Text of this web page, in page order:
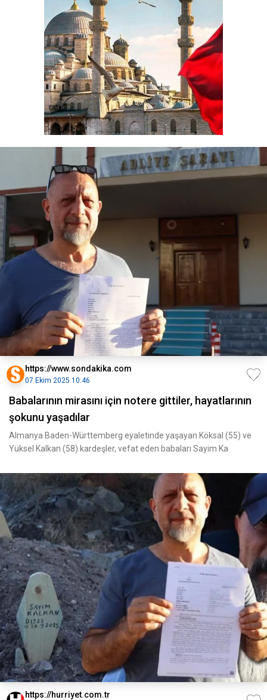
https://www.sondakika.com
07 Ekim 2025 10:46
Babalarının mirasını için notere gittiler, hayatlarının
şokunu yaşadılar
Almanya Baden-Württemberg eyaletinde yaşayan Köksal (55) ve
Yüksel Kalkan (58) kardeşler, vefat eden babaları Sayim Ka
https://hurriyet.com.tr